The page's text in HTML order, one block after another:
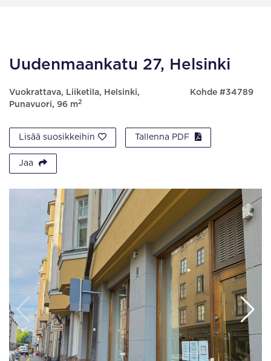
Uudenmaankatu 27, Helsinki
Vuokrattava, Liiketila, Helsinki,
Punavuori, 96 m2
Kohde #34789
Lisää suosikkeihin Tallenna PDF
Jaa